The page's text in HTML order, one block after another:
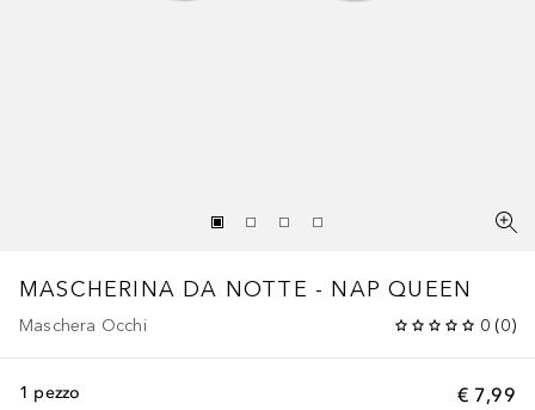
MASCHERINA DA NOTTE - NAP QUEEN
Maschera Occhi 0 (0)
€ 7,99
1 pezzo